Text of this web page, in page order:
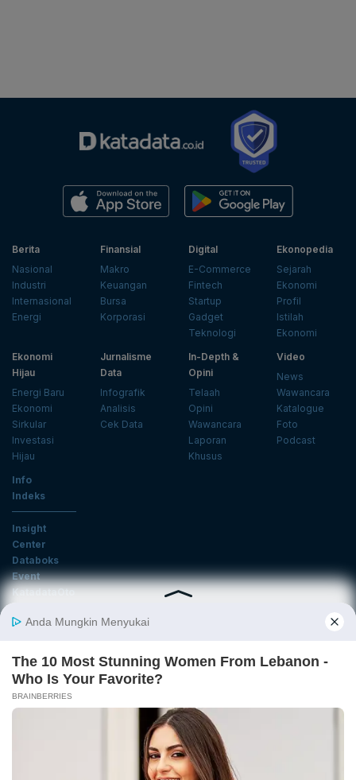
Berita
Nasional
Industri
Internasional
Energi
Finansial
Makro
Keuangan
Bursa
Korporasi
Digital
E-Commerce
Fintech
Startup
Gadget
Teknologi
Ekonopedia
Sejarah
Ekonomi
Profil
Istilah
Ekonomi
Ekonomi
Hijau
Energi Baru
Ekonomi
Sirkular
Investasi
Hijau
Jurnalisme
Data
Infografik
Analisis
Cek Data
In-Depth &
Opini
Telaah
Opini
Wawancara
Laporan
Khusus
Video
News
Wawancara
Katalogue
Foto
Podcast
Info
Indeks
Insight
Center
Databoks
Event
KatadataOto
Email
Daftar
Advertising Karier
Pedoman Media Siber